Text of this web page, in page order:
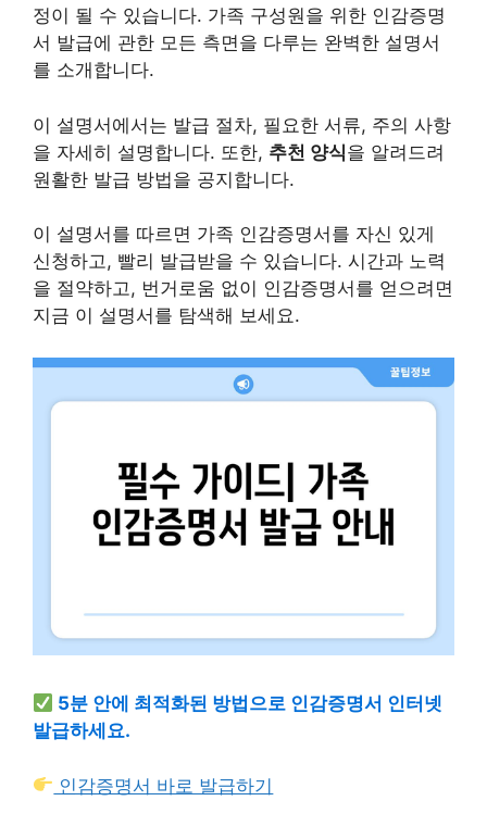
정이 될 수 있습니다. 가족 구성원을 위한 인감증명
서 발급에 관한 모든 측면을 다루는 완벽한 설명서
를 소개합니다.
이 설명서에서는 발급 절차, 필요한 서류, 주의 사항
을 자세히 설명합니다. 또한, 추천 양식을 알려드려
원활한 발급 방법을 공지합니다.
이 설명서를 따르면 가족 인감증명서를 자신 있게
신청하고, 빨리 발급받을 수 있습니다. 시간과 노력
을 절약하고, 번거로움 없이 인감증명서를 얻으려면
지금 이 설명서를 탐색해 보세요.
5분 안에 최적화된 방법으로 인감증명서 인터넷
발급하세요.
인감증명서 바로 발급하기